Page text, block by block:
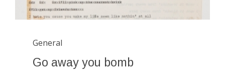
General
Go away you bomb